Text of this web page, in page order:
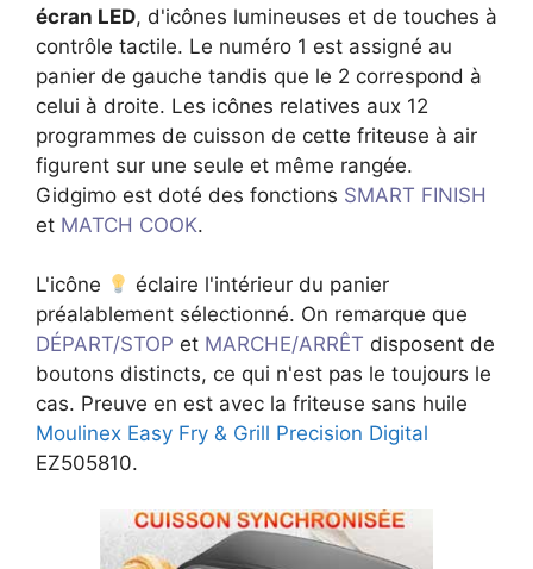
écran LED, d'icônes lumineuses et de touches à
contrôle tactile. Le numéro 1 est assigné au
panier de gauche tandis que le 2 correspond à
celui à droite. Les icônes relatives aux 12
programmes de cuisson de cette friteuse à air
figurent sur une seule et même rangée.
Gidgimo est doté des fonctions SMART FINISH
et MATCH COOK.
L'icône
éclaire l'intérieur du panier
préalablement sélectionné. On remarque que
DÉPART/STOP et MARCHE/ARRÊT disposent de
boutons distincts, ce qui n'est pas le toujours le
cas. Preuve en est avec la friteuse sans huile
Moulinex Easy Fry & Grill Precision Digital
EZ505810.